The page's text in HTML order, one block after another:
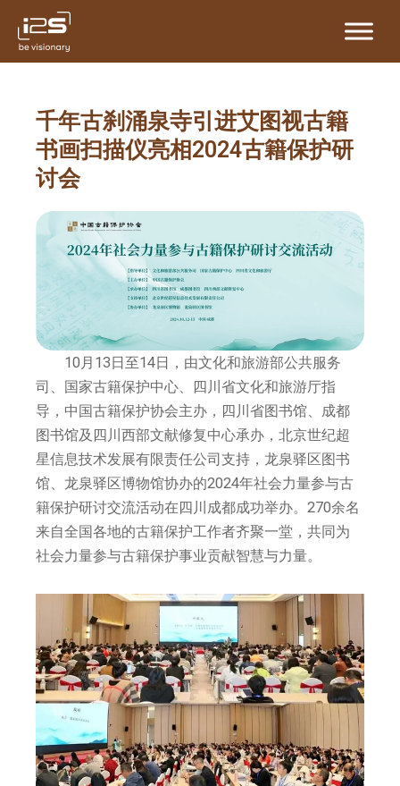
内
千年古刹涌泉寺引进艾图视古籍
书画扫描仪亮相2024古籍保护研
讨会
10月13日至14日，由文化和旅游部公共服务
司、国家古籍保护中心、四川省文化和旅游厅指
导，中国古籍保护协会主办，四川省图书馆、成都
图书馆及四川西部文献修复中心承办，北京世纪超
星信息技术发展有限责任公司支持，龙泉驿区图书
馆、龙泉驿区博物馆协办的2024年社会力量参与古
籍保护研讨交流活动在四川成都成功举办。270余名
来自全国各地的古籍保护工作者齐聚一堂，共同为
社会力量参与古籍保护事业贡献智慧与力量。